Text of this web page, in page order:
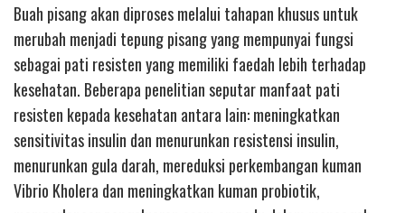
Buah pisang akan diproses melalui tahapan khusus untuk
merubah menjadi tepung pisang yang mempunyai fungsi
sebagai pati resisten yang memiliki faedah lebih terhadap
kesehatan. Beberapa penelitian seputar manfaat pati
resisten kepada kesehatan antara lain: meningkatkan
sensitivitas insulin dan menurunkan resistensi insulin,
menurunkan gula darah, mereduksi perkembangan kuman
Vibrio Kholera dan meningkatkan kuman probiotik,